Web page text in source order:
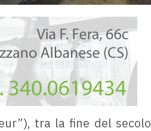
tra la fine del secolo